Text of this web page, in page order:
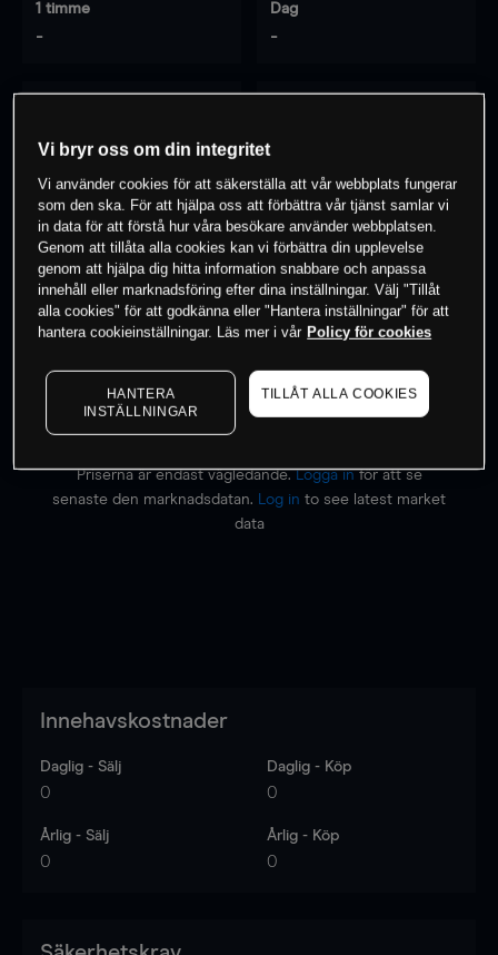
1 timme
-
Dag
-
0% av kunderna har en position i detta
instrument
Börja handla
Priserna är endast vägledande.Logga inför att se
senaste den marknadsdatan.
Log in to see latest market
data
Innehavskostnader
Daglig - Sälj
0
Daglig - Köp
0
Årlig - Sälj
0
Årlig - Köp
0
Vi bryr oss om din integritet
Vi använder cookies för att säkerställa att vår webbplats fungerar
som den ska. För att hjälpa oss att förbättra vår tjänst samlar vi
in data för att förstå hur våra besökare använder webbplatsen.
Genom att tillåta alla cookies kan vi förbättra din upplevelse
genom att hjälpa dig hitta information snabbare och anpassa
innehåll eller marknadsföring efter dina inställningar. Välj "Tillåt
alla cookies" för att godkänna eller "Hantera inställningar" för att
hantera cookieinställningar. Läs mer i vår Policy för cookies
HANTERA
INSTÄLLNINGAR
TILLÅT ALLA COOKIES